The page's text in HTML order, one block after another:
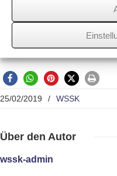
zur Folge hätte und im
des Antragstellers zu bejahen
25/02/2019 / WSSK
Über den Autor
wssk-admin